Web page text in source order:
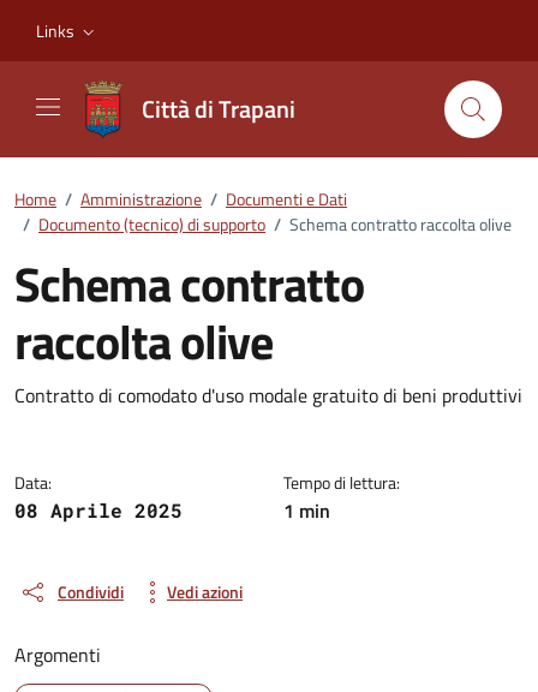
Links
Città di Trapani
Home / Amministrazione / Documenti e Dati
/ Documento (tecnico) di supporto / Schema contratto raccolta olive
Schema contratto
raccolta olive
Dettagli del documento
Contratto di comodato d'uso modale gratuito di beni produttivi
Data:
08 Aprile 2025
Tempo di lettura:
1 min
Condividi Vedi azioni
Argomenti